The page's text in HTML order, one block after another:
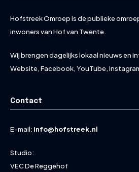
Hofstreek Omroep is de publieke
inwoners van Hof van Twente.
Wij brengen dagelijks lokaal nieuws en
Website, Facebook, YouTube,
Contact
E-mail: info@hofstreek.nl
Studio:
VEC De Reggehof